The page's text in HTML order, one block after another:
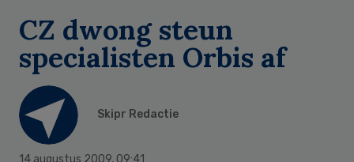
CZ dwong steun
specialisten Orbis af
Skipr Redactie
14 augustus 2009, 09:41